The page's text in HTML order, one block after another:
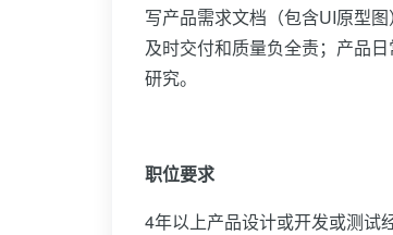
写产品需求文档（包含UI原型
及时交付和质量负全责；产品
研究。
职位要求
4年以上产品设计或开发或测试